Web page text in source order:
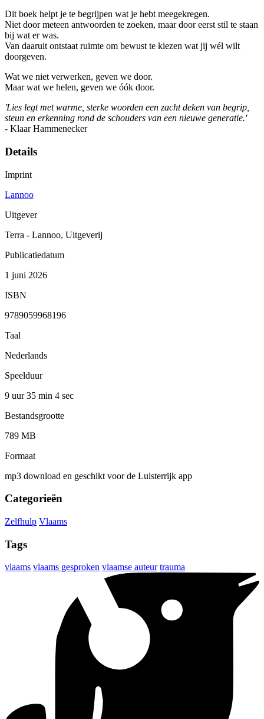
Dit boek helpt je te begrijpen wat je hebt meegekregen.
Niet door meteen antwoorden te zoeken, maar door eerst stil te staan
bij wat er was.
Van daaruit ontstaat ruimte om bewust te kiezen wat jij wél wilt
doorgeven.
Wat we niet verwerken, geven we door.
Maar wat we helen, geven we óók door.
'Lies legt met warme, sterke woorden een zacht deken van begrip,
steun en erkenning rond de schouders van een nieuwe generatie.'
- Klaar Hammenecker
Details
Imprint
Lannoo
Uitgever
Terra - Lannoo, Uitgeverij
Publicatiedatum
1 juni 2026
ISBN
9789059968196
Taal
Nederlands
Speelduur
9 uur 35 min 4 sec
Bestandsgrootte
789 MB
Formaat
mp3 download en geschikt voor de Luisterrijk app
Categorieën
Zelfhulp Vlaams
Tags
vlaams vlaams gesproken vlaamse auteur trauma